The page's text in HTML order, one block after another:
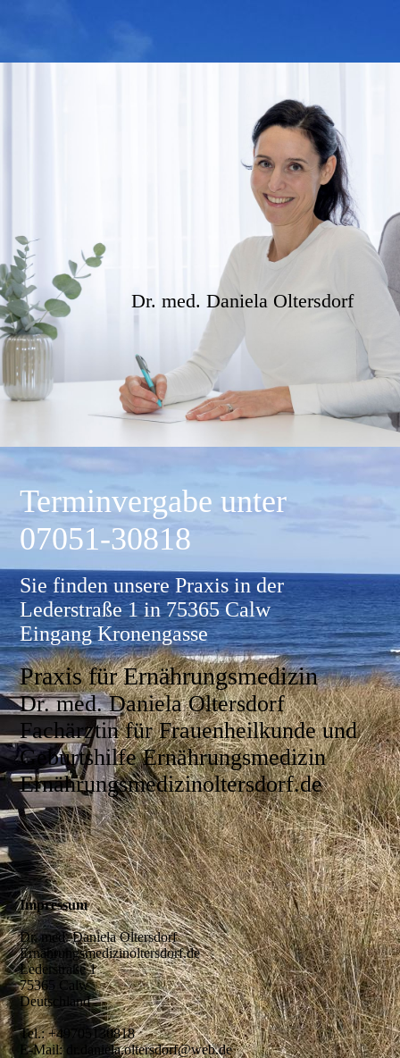
Dr. med. Daniela Oltersdorf
Terminvergabe unter
07051-30818
Sie finden unsere Praxis in der
Lederstraße 1 in 75365 Calw
Eingang Kronengasse
Praxis für Ernährungsmedizin
Dr. med. Daniela Oltersdorf
Fachärztin für Frauenheilkunde und
Geburtshilfe Ernährungsmedizin
Ernährungsmedizinoltersdorf.de
Impressum
Dr. med. Daniela Oltersdorf
Ernährungsmedizinoltersdorf.de
Lederstraße 1
75365 Calw
Deutschland
Tel.: +49705130818
E-Mail: dr.daniela.oltersdorf@web.de